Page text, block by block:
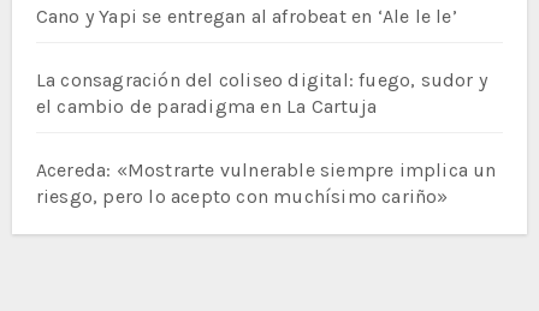
Cano y Yapi se entregan al afrobeat en ‘Ale le le’
La consagración del coliseo digital: fuego, sudor y
el cambio de paradigma en La Cartuja
Acereda: «Mostrarte vulnerable siempre implica un
riesgo, pero lo acepto con muchísimo cariño»